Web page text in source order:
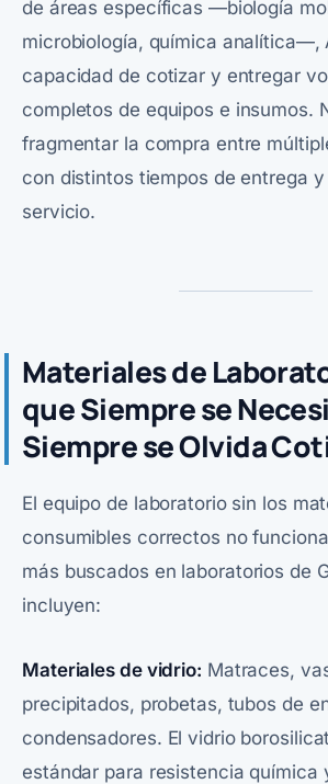
de áreas específicas —biología
microbiología, química analítica—,
capacidad de cotizar y entregar
completos de equipos e insumos.
fragmentar la compra entre
con distintos tiempos de entrega
servicio.
Materiales de
que Siempre se
Siempre se Olvida
El equipo de laboratorio sin los
consumibles correctos no
más buscados en laboratorios de
incluyen:
Materiales de vidrio: Matraces,
precipitados, probetas, tubos de
condensadores. El vidrio
estándar para resistencia química